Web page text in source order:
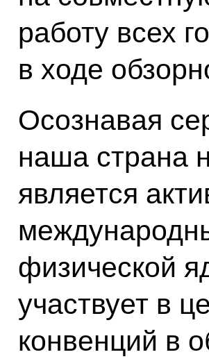
работу всех
в ходе
Осознавая
наша страна
является
физической
участвует в
конвенций в